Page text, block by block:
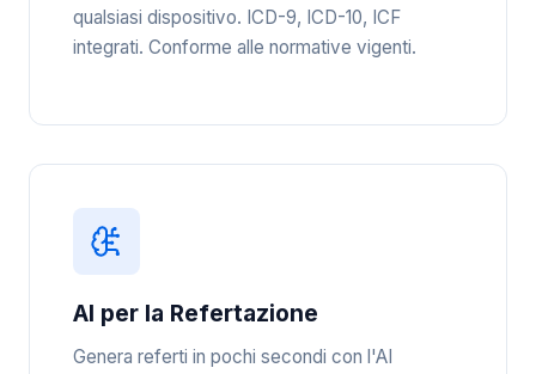
qualsiasi dispositivo. ICD-9, ICD-10, ICF
integrati. Conforme alle normative vigenti.
AI per la Refertazione
Genera referti in pochi secondi con l'AI